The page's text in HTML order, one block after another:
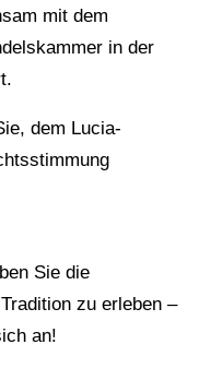
mit dem
in der
dem Lucia-
Sie die
zu erleben –
an!